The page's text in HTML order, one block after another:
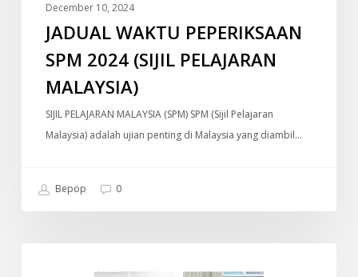
December 10, 2024
JADUAL WAKTU PEPERIKSAAN
SPM 2024 (SIJIL PELAJARAN
MALAYSIA)
SIJIL PELAJARAN MALAYSIA (SPM) SPM (Sijil Pelajaran
Malaysia) adalah ujian penting di Malaysia yang diambil…
Bepop 0
DOKUMENTARI